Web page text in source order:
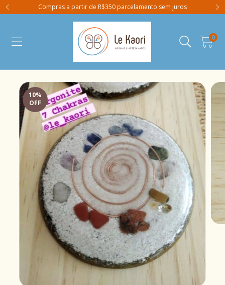
Compras a partir de R$350 parcelamento sem juros
0
10%
OFF